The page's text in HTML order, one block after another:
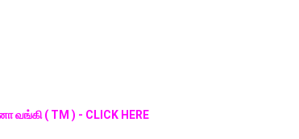
வங்கி ( TM ) - CLICK HERE